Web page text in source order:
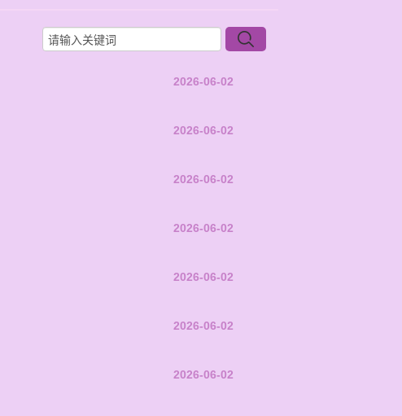
2026-06-02
2026-06-02
2026-06-02
2026-06-02
2026-06-02
2026-06-02
2026-06-02